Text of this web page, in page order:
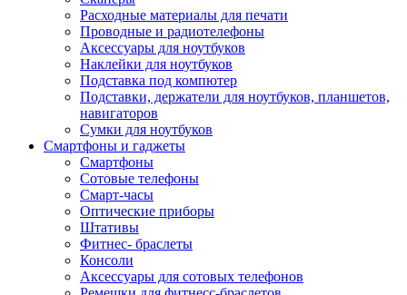
Расходные материалы для печати
Проводные и радиотелефоны
Аксессуары для ноутбуков
Наклейки для ноутбуков
Подставка под компютер
Подставки, держатели для ноутбуков, планшетов,
навигаторов
Сумки для ноутбуков
Смартфоны и гаджеты
Смартфоны
Сотовые телефоны
Смарт-часы
Оптические приборы
Штативы
Фитнес- браслеты
Консоли
Аксессуары для сотовых телефонов